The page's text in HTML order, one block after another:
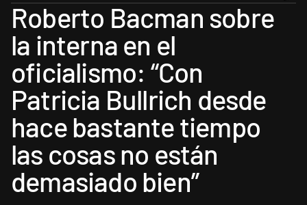
Roberto Bacman sobre
la interna en el
oficialismo: “Con
Patricia Bullrich desde
hace bastante tiempo
las cosas no están
demasiado bien”